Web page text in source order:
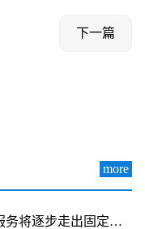
下一篇
more
逐步走出固定的屏幕